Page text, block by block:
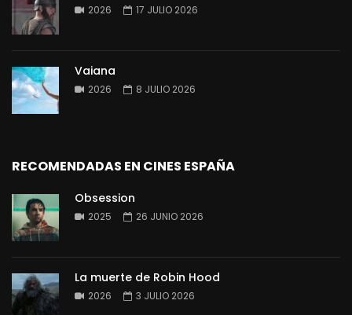
2026 17 JULIO 2026
Vaiana
2026 8 JULIO 2026
RECOMENDADAS EN CINES ESPAÑA
Obsession
2025 26 JUNIO 2026
La muerte de Robin Hood
2026 3 JULIO 2026